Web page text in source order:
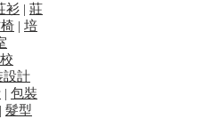
衫 | 莊
| 培
設計
| 包裝
| 髮型